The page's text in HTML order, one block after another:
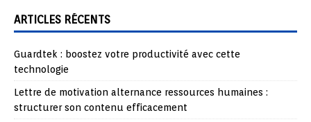
ARTICLES RÉCENTS
Guardtek : boostez votre productivité avec cette
technologie
Lettre de motivation alternance ressources humaines :
structurer son contenu efficacement